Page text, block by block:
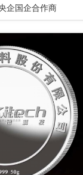
企国企合作商